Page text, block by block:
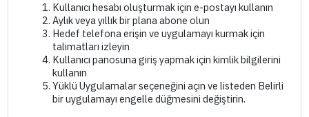
Kullanıcı hesabı oluşturmak için e-postayı kullanın
Aylık veya yıllık bir plana abone olun
Hedef telefona erişin ve uygulamayı kurmak için
talimatları izleyin
Kullanıcı panosuna giriş yapmak için kimlik bilgilerini
kullanın
Yüklü Uygulamalar seçeneğini açın ve listeden Belirli
bir uygulamayı engelle düğmesini değiştirin.